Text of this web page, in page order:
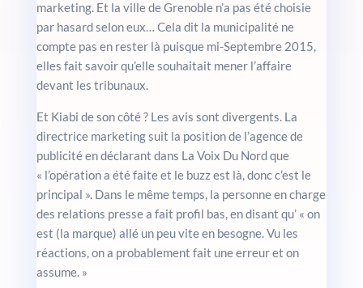
marketing. Et la ville de Grenoble n’a pas été choisie
par hasard selon eux… Cela dit la municipalité ne
compte pas en rester là puisque mi-Septembre 2015,
elles fait savoir qu’elle souhaitait mener l’affaire
devant les tribunaux.
Et Kiabi de son côté ? Les avis sont divergents. La
directrice marketing suit la position de l’agence de
publicité en déclarant dans La Voix Du Nord que
« l’opération a été faite et le buzz est là, donc c’est le
principal ». Dans le même temps, la personne en charge
des relations presse a fait profil bas, en disant qu’ « on
est (la marque) allé un peu vite en besogne. Vu les
réactions, on a probablement fait une erreur et on
assume. »